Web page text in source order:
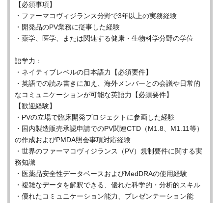
【必須事項】
・ファーマコヴィジランス分野で3年以上の実務経験
・開発品のPV業務に従事した経験
・薬学、医学、または関連する健康・生物科学分野の学位
語学力：
・ネイティブレベルの日本語力【必須要件】
・英語での読み書きに加え、海外メンバーとの会議や日常的
なコミュニケーションが可能な英語力【必須要件】
【歓迎経験】
・PVの立場で臨床開発プロジェクトに参画した経験
・国内製造販売承認申請でのPV関連CTD（M1.8、M1.11等）
の作成およびPMDA照会事項対応経験
・世界のファーマコヴィジランス（PV）規制要件に関する実
務知識
・医薬品安全性データベースおよびMedDRAの使用経験
・複雑なデータを解釈できる、優れた科学的・分析的スキル
・優れたコミュニケーション能力、プレゼンテーション能